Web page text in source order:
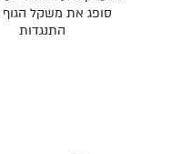
סופג את משקל הגוף
התנגדות